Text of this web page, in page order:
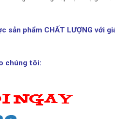
sản phẩm CHẤT LƯỢNG với
chúng tôi: